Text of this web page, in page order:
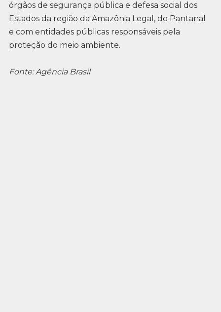
órgãos de segurança pública e defesa social dos
Estados da região da Amazônia Legal, do Pantanal
e com entidades públicas responsáveis pela
proteção do meio ambiente.
Fonte: Agência Brasil